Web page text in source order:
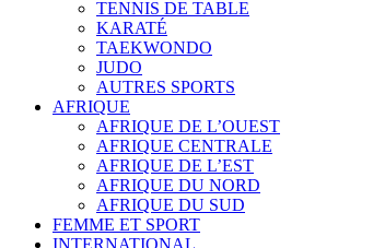
TENNIS DE TABLE
KARATÉ
TAEKWONDO
JUDO
AUTRES SPORTS
AFRIQUE
AFRIQUE DE L’OUEST
AFRIQUE CENTRALE
AFRIQUE DE L’EST
AFRIQUE DU NORD
AFRIQUE DU SUD
FEMME ET SPORT
INTERNATIONAL